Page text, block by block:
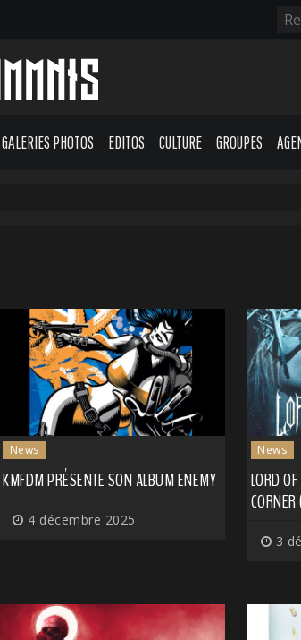
GALERIES PHOTOS EDITOS CULTURE GROUPES
News
KMFDM PRÉSENTE SON ALBUM ENEMY
4 décembre 2025
News
LORD
3